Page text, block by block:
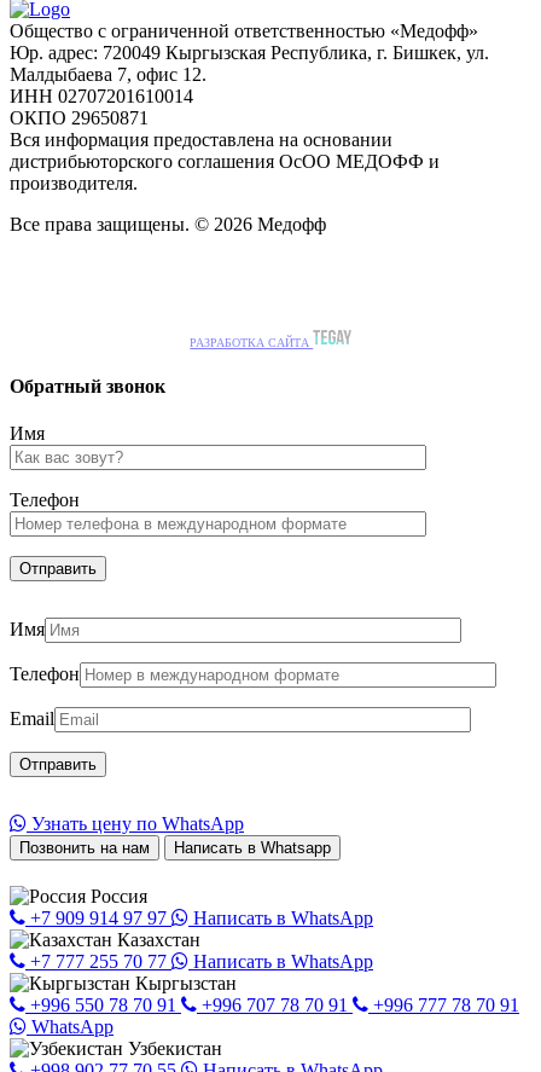
Общество с ограниченной ответственностью «Медофф»
Юр. адрес: 720049 Кыргызская Республика, г. Бишкек, ул.
Малдыбаева 7, офис 12.
ИНН 02707201610014
ОКПО 29650871
Вся информация предоставлена на основании
дистрибьюторского соглашения ОсОО МЕДОФФ и
производителя.
Все права защищены. © 2026 Медофф
РАЗРАБОТКА САЙТА
Обратный звонок
Имя
Телефон
Имя
Телефон
Email
Узнать цену по WhatsApp
Позвонить на нам Написать в Whatsapp
Россия
+7 909 914 97 97
Написать в WhatsApp
Казахстан
+7 777 255 70 77
Написать в WhatsApp
Кыргызстан
+996 550 78 70 91
+996 707 78 70 91
+996 777 78 70 91
WhatsApp
Узбекистан